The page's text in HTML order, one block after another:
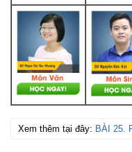
Xem thêm tại đây: BÀI 25.